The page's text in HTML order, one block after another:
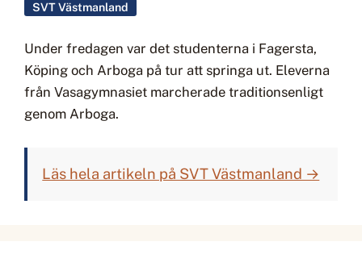
SVT Västmanland
Under fredagen var det studenterna i Fagersta,
Köping och Arboga på tur att springa ut. Eleverna
från Vasagymnasiet marcherade traditionsenligt
genom Arboga.
Läs hela artikeln på SVT Västmanland →